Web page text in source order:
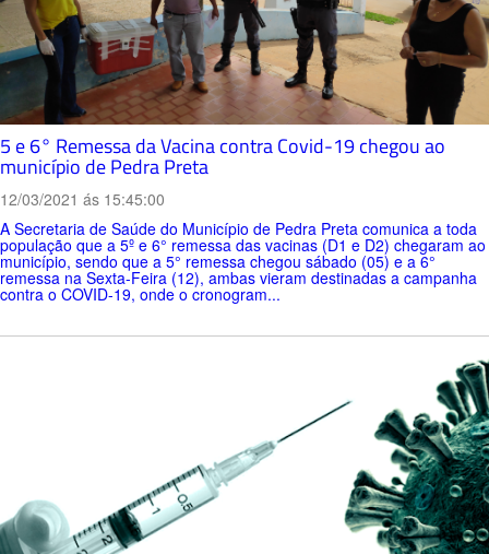
5 e 6° Remessa da Vacina contra Covid-19 chegou ao
município de Pedra Preta
12/03/2021 ás 15:45:00
A Secretaria de Saúde do Município de Pedra Preta comunica a toda
população que a 5º e 6° remessa das vacinas (D1 e D2) chegaram ao
município, sendo que a 5° remessa chegou sábado (05) e a 6°
remessa na Sexta-Feira (12), ambas vieram destinadas a campanha
contra o COVID-19, onde o cronogram...